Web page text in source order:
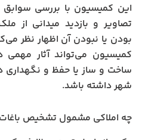
این کمیسیون با بررسی سوابق
تصاویر و بازدید میدانی از
بودن یا نبودن آن اظهار نظر
کمیسیون می‌تواند آثار
ساخت و ساز یا حفظ و نگهداری
شهر داشته باشد.
چه املاکی مشمول تشخیص